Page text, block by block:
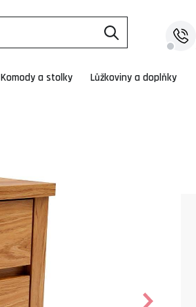
Komody a stolky Lůžkoviny a doplňky